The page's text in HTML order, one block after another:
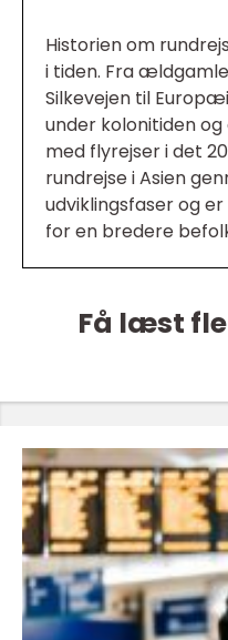
Historien om
i tiden. Fra
Silkevejen til
under kolonitiden
med flyrejser i det
rundrejse i Asien
udviklingsfaser og
for en bredere
Få læst